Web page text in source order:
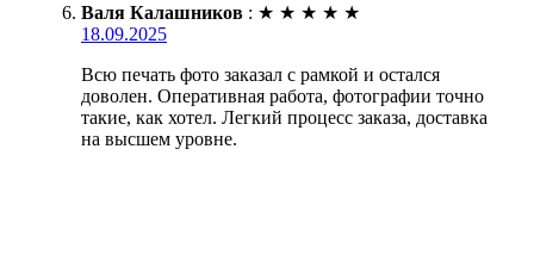
Валя Калашников : ★ ★ ★ ★ ★
18.09.2025
Всю печать фото заказал с рамкой и остался
доволен. Оперативная работа, фотографии точно
такие, как хотел. Легкий процесс заказа, доставка
на высшем уровне.